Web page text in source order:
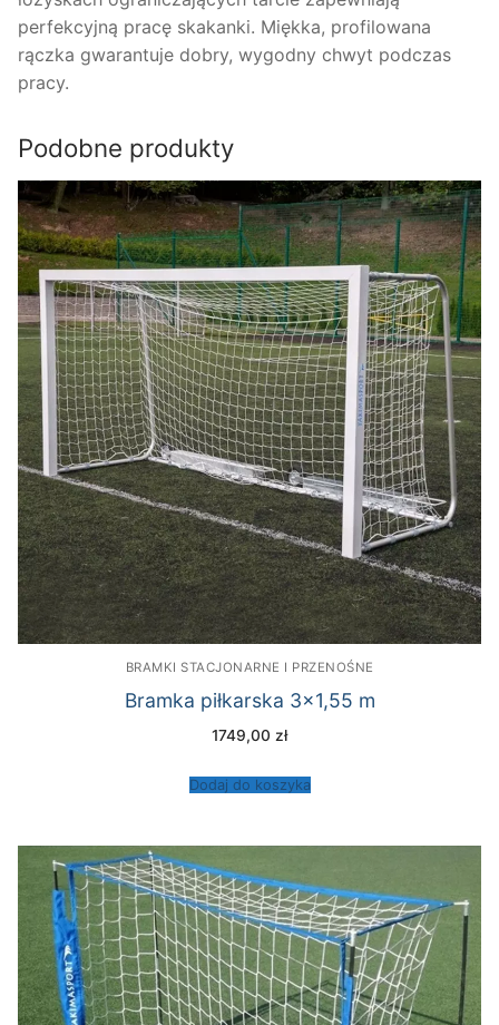
perfekcyjną pracę skakanki. Miękka, profilowana
rączka gwarantuje dobry, wygodny chwyt podczas
pracy.
Podobne produkty
BRAMKI STACJONARNE I PRZENOŚNE
Bramka piłkarska 3×1,55 m
1749,00 zł
Dodaj do koszyka